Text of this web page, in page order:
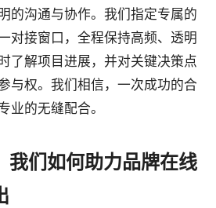
的沟通与协作。我们指定专属的
对接窗口，全程保持高频、透明
了解项目进展，并对关键决策点
与权。我们相信，一次成功的合
业的无缝配合。
我们如何助力品牌在线